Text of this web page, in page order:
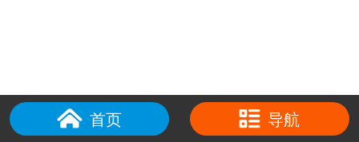
首页 导航